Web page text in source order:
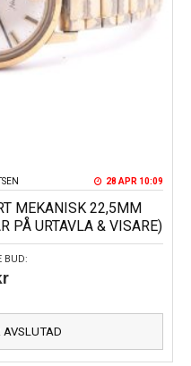
28 APR 10:09
MEKANISK 22,5MM
PÅ URTAVLA & VISARE)
BUD:
AVSLUTAD